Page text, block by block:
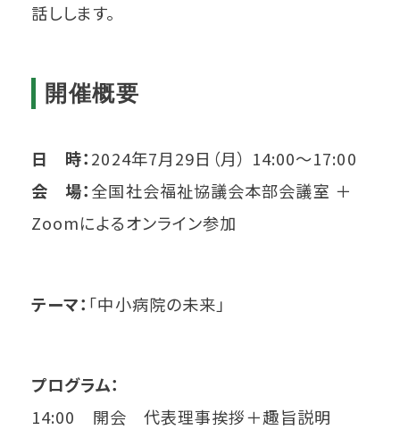
話しします。
開催概要
日 時：2024年7月29日（月） 14:00〜17:00
会 場：全国社会福祉協議会本部会議室 ＋
Zoomによるオンライン参加
テーマ： 「中小病院の未来」
プログラム：
14:00 開会 代表理事挨拶＋趣旨説明